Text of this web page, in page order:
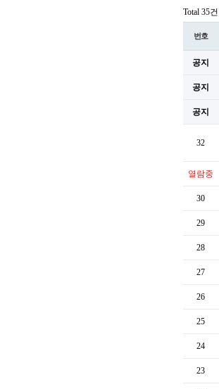
Total 35건
번호
공지
공지
공지
32
열람중
30
29
28
27
26
25
24
23